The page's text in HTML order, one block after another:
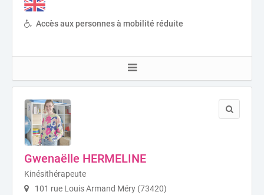
Accès aux personnes à mobilité réduite
Gwenaëlle HERMELINE
Kinésithérapeute
101 rue Louis Armand Méry (73420)